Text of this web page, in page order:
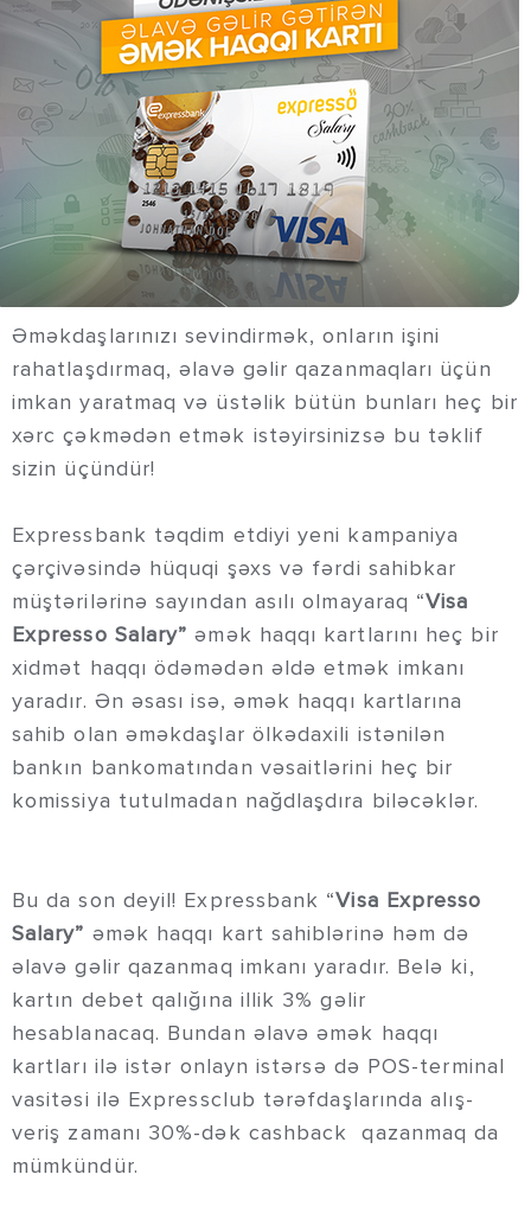
Əməkdaşlarınızı sevindirmək, onların işini
rahatlaşdırmaq, əlavə gəlir qazanmaqları üçün
imkan yaratmaq və üstəlik bütün bunları heç bir
xərc çəkmədən etmək istəyirsinizsə bu təklif
sizin üçündür!
Expressbank təqdim etdiyi yeni kampaniya
çərçivəsində hüquqi şəxs və fərdi sahibkar
müştərilərinə sayından asılı olmayaraq “Visa
Expresso Salary”əmək haqqı kartlarını heç bir
xidmət haqqı ödəmədən əldə etmək imkanı
yaradır. Ən əsası isə, əmək haqqı kartlarına
sahib olan əməkdaşlar ölkədaxili istənilən
bankın bankomatından vəsaitlərini heç bir
komissiya tutulmadan nağdlaşdıra biləcəklər.
Bu da son deyil! Expressbank “Visa Expresso
Salary” əmək haqqı kart sahiblərinə həm də
əlavə gəlir qazanmaq imkanı yaradır. Belə ki,
kartın debet qalığına illik 3% gəlir
hesablanacaq. Bundan əlavə əmək haqqı
kartları ilə istər onlayn istərsə də POS-terminal
vasitəsi ilə Expressclub tərəfdaşlarında alış-
veriş zamanı 30%-dək cashback qazanmaq da
mümkündür.